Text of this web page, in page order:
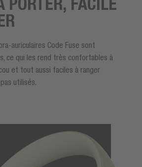
auriculaires Code Fuse sont
ce qui les rend très confortables à
et tout aussi faciles à ranger
utilisés.